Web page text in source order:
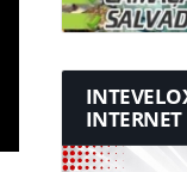
INTERNET